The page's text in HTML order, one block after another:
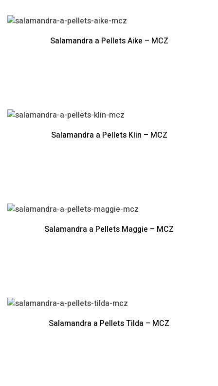
Salamandra a Pellets Aike – MCZ
Salamandra a Pellets Klin – MCZ
Salamandra a Pellets Maggie – MCZ
Salamandra a Pellets Tilda – MCZ